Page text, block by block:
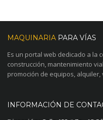
MAQUINARIA PARA VÍAS
Es un portal web dedicado a la
construcción, mantenimiento
promoción de equipos,
INFORMACIÓN DE